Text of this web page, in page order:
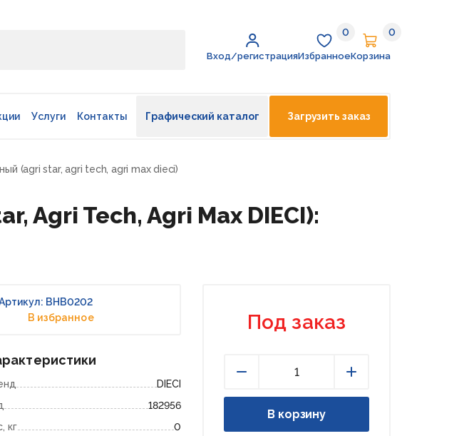
Вход/регистрация
Избранное
0
Избранное
Корзина
0
Корзина
Услуги Контакты Графический каталог Загрузить заказ
(agri star, agri tech, agri max dieci)
Agri Tech, Agri Max DIECI):
BHB0202
В избранное
DIECI
182956
кг
0
Под заказ
В корзину